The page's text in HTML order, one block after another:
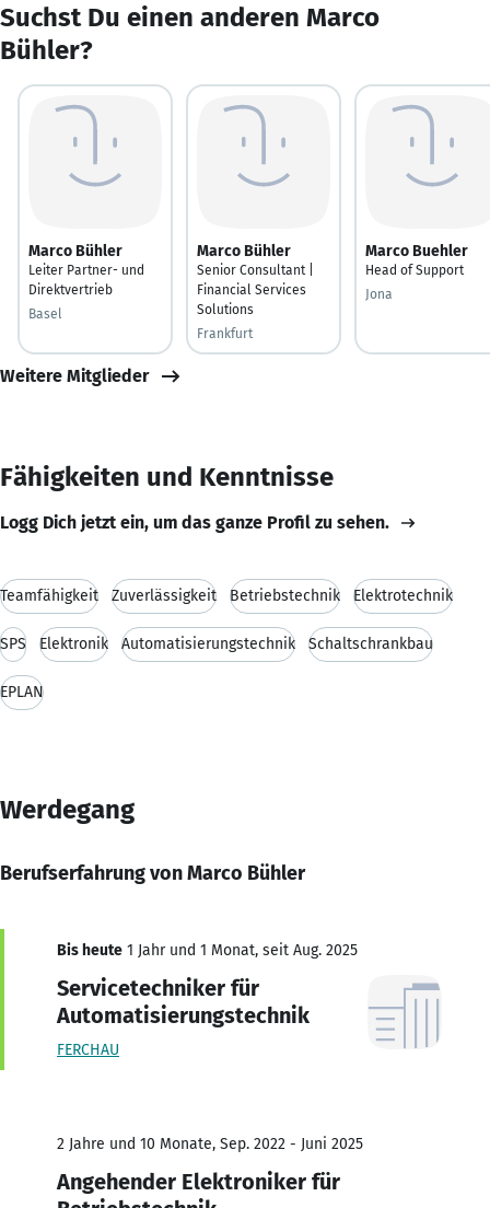
Suchst Du einen anderen Marco
Bühler?
Marco Bühler
Leiter Partner- und
Direktvertrieb
Basel
Marco Bühler
Senior Consultant |
Financial Services
Solutions
Frankfurt
Marco Buehler
Head of Support
Jona
Weitere Mitglieder
Fähigkeiten und Kenntnisse
Logg Dich jetzt ein, um das ganze Profil zu sehen.
Teamfähigkeit Zuverlässigkeit Betriebstechnik Elektrotechnik
SPS Elektronik Automatisierungstechnik Schaltschrankbau
EPLAN
Werdegang
Berufserfahrung von Marco Bühler
Bis heute 1 Jahr und 1 Monat, seit Aug. 2025
Servicetechniker für
Automatisierungstechnik
FERCHAU
2 Jahre und 10 Monate, Sep. 2022 - Juni 2025
Angehender Elektroniker für